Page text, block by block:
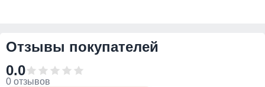
Отзывы покупателей
0.0
0 отзывов